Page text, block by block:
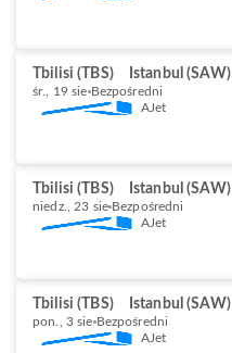
Tbilisi (TBS) Istanbul (SAW)
śr., 19 sie Bezpośredni
AJet
Tbilisi (TBS) Istanbul (SAW)
niedz., 23 sie Bezpośredni
AJet
Tbilisi (TBS) Istanbul (SAW)
pon., 3 sie Bezpośredni
AJet